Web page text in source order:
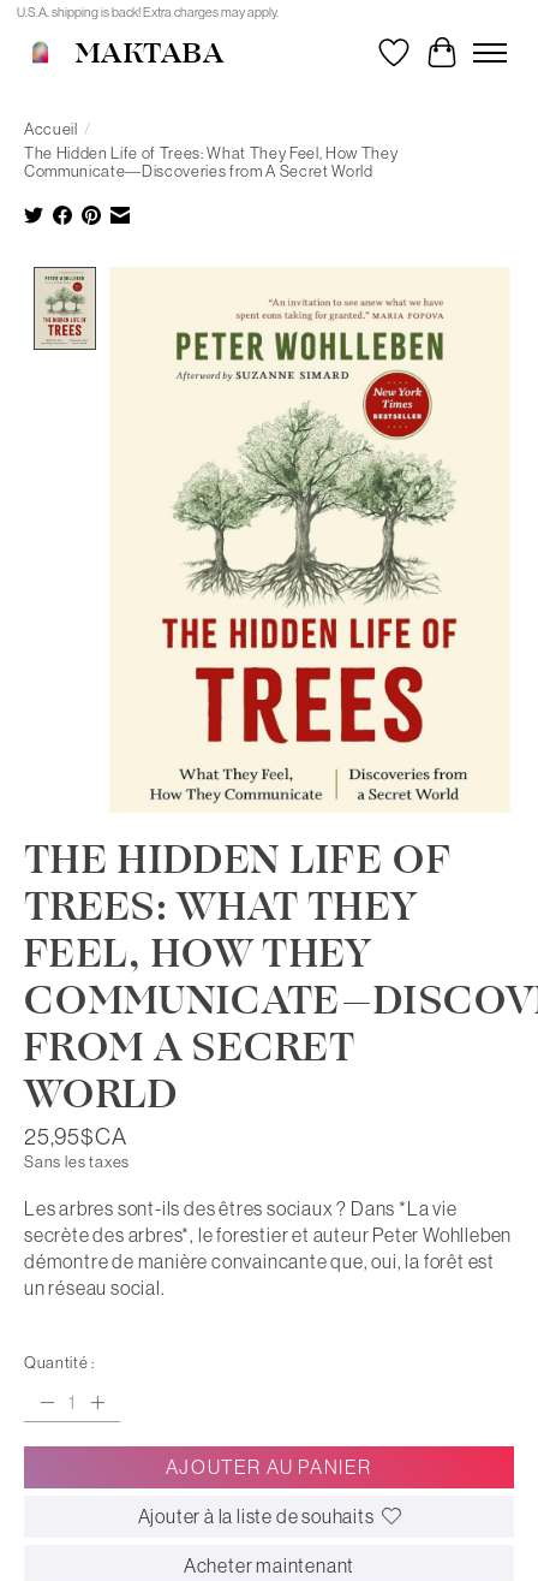
U.S.A. shipping is back! Extra charges may apply.
MAKTABA Liste de souhaits
Panier
Accueil /
The Hidden Life of Trees: What They Feel, How They
Communicate―Discoveries from A Secret World
THE HIDDEN LIFE OF
TREES: WHAT THEY
FEEL, HOW THEY
FROM A SECRET
WORLD
25,95$CA
Sans les taxes
Les arbres sont-ils des êtres sociaux ? Dans *La vie
secrète des arbres*, le forestier et auteur Peter Wohlleben
démontre de manière convaincante que, oui, la forêt est
un réseau social.
Quantité :
AJOUTER AU PANIER
Ajouter à la liste de souhaits
Acheter maintenant